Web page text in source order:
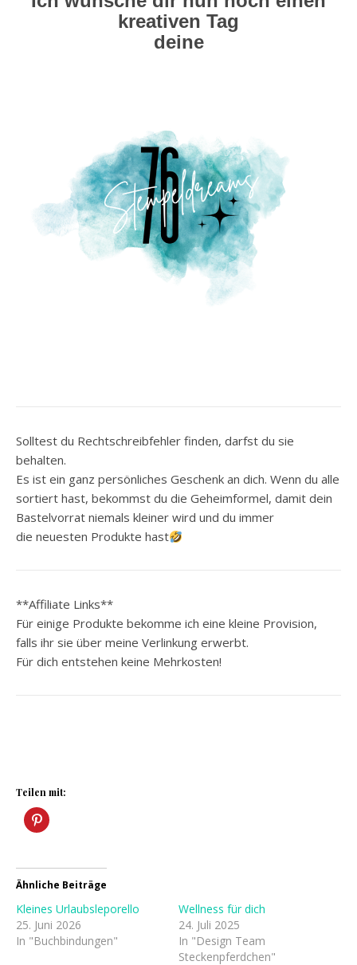
kreativen Tag
deine
Solltest du Rechtschreibfehler finden, darfst du sie
behalten.
Es ist ein ganz persönliches Geschenk an dich. Wenn du alle
sortiert hast, bekommst du die Geheimformel, damit dein
Bastelvorrat niemals kleiner wird und du immer
die neuesten Produkte hast
**Affiliate Links**
Für einige Produkte bekomme ich eine kleine Provision,
falls ihr sie über meine Verlinkung erwerbt.
Für dich entstehen keine Mehrkosten!
Teilen mit:
Ähnliche Beiträge
Kleines Urlaubsleporello
25. Juni 2026
In "Buchbindungen"
Wellness für dich
24. Juli 2025
In "Design Team
Steckenpferdchen"